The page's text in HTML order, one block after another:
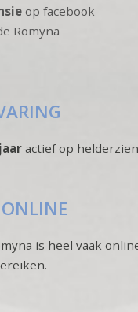
op facebook
Romyna
actief op
is heel vaak